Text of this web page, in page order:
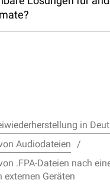
in
Audiodateien
.FPA-Dateien nach
externen Geräten